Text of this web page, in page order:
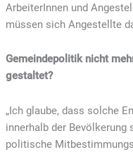
ArbeiterInnen und
müssen sich Angestellte
Gemeindepolitik nicht
gestaltet?
„Ich glaube, dass solche
innerhalb der Bevölkerung
politische